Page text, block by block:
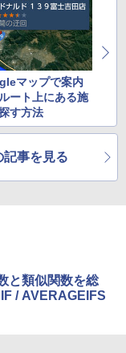
マップで案内
ート上にある施
す方法
記事を見る
と類似関数を総
/ AVERAGEIFS